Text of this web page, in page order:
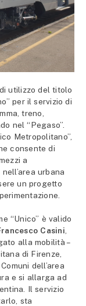
utilizzo del titolo
per il servizio di
treno,
nel “Pegaso”.
Metropolitano”,
consente di
a
urbana
un progetto
“Unico” è valido
Casini
alla mobilità –
di Firenze,
dell’area
e si allarga ad
Il servizio
sta